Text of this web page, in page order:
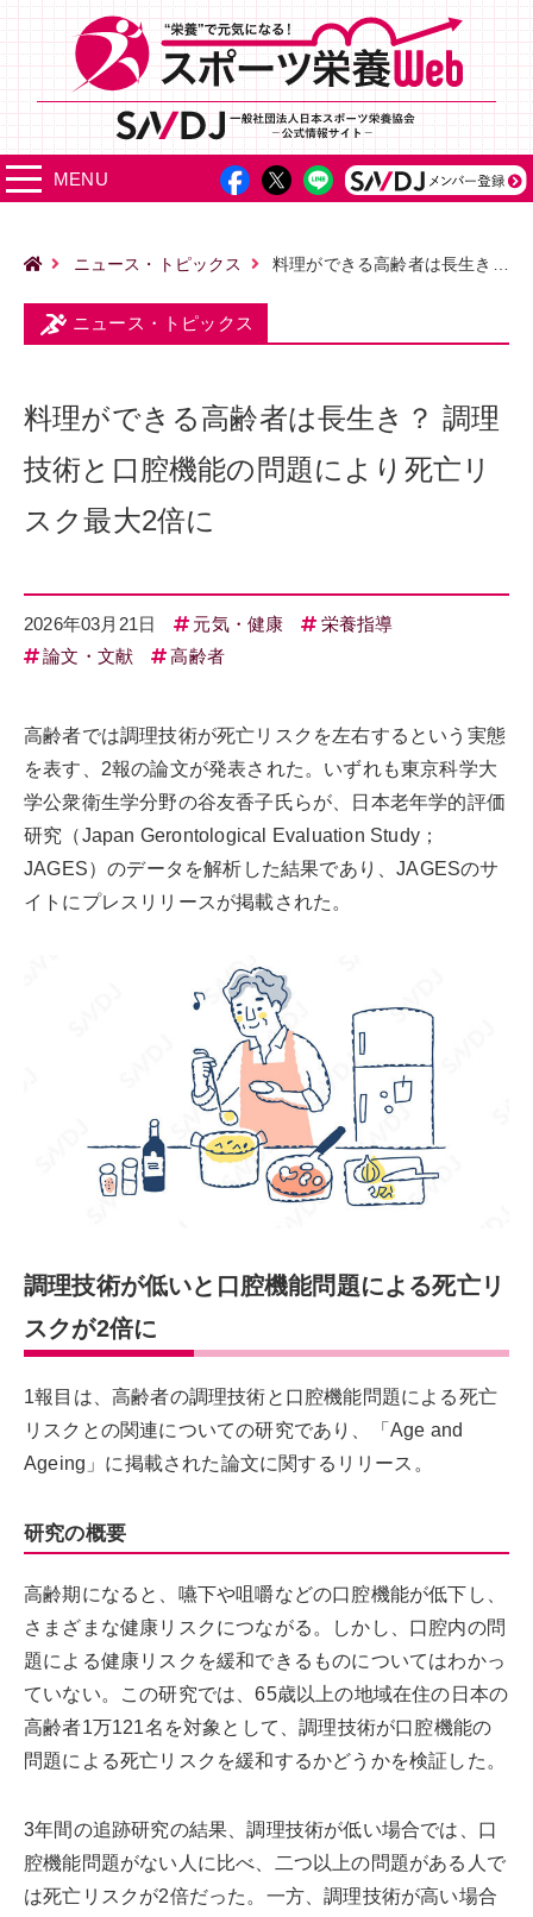
MENU
ニュース・トピックス 料理ができる高齢者は長生き？ 調理技術と口腔機能の問題により死亡リスク最大2倍に
ニュース・トピックス
料理ができる高齢者は長生き？ 調理
技術と口腔機能の問題により死亡リ
スク最大2倍に
2026年03月21日 元気・健康
栄養指導
論文・文献
高齢者
高齢者では調理技術が死亡リスクを左右するという実態
を表す、2報の論文が発表された。いずれも東京科学大
学公衆衛生学分野の谷友香子氏らが、日本老年学的評価
研究（Japan Gerontological Evaluation Study；
JAGES）のデータを解析した結果であり、JAGESのサ
イトにプレスリリースが掲載された。
調理技術が低いと口腔機能問題による死亡リ
スクが2倍に
1報目は、高齢者の調理技術と口腔機能問題による死亡
リスクとの関連についての研究であり、「Age and
Ageing」に掲載された論文に関するリリース。
研究の概要
高齢期になると、嚥下や咀嚼などの口腔機能が低下し、
さまざまな健康リスクにつながる。しかし、口腔内の問
題による健康リスクを緩和できるものについてはわかっ
ていない。この研究では、65歳以上の地域在住の日本の
高齢者1万121名を対象として、調理技術が口腔機能の
問題による死亡リスクを緩和するかどうかを検証した。
3年間の追跡研究の結果、調理技術が低い場合では、口
腔機能問題がない人に比べ、二つ以上の問題がある人で
は死亡リスクが2倍だった。一方、調理技術が高い場合